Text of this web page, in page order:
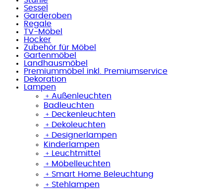
Sessel
Garderoben
Regale
TV-Möbel
Hocker
Zubehör für Möbel
Gartenmöbel
Landhausmöbel
Premiummöbel inkl. Premiumservice
Dekoration
Lampen
﹢ Außenleuchten
Badleuchten
﹢ Deckenleuchten
﹢ Dekoleuchten
﹢ Designerlampen
Kinderlampen
﹢
Leuchtmittel
﹢ Möbelleuchten
﹢ Smart Home Beleuchtung
﹢ Stehlampen